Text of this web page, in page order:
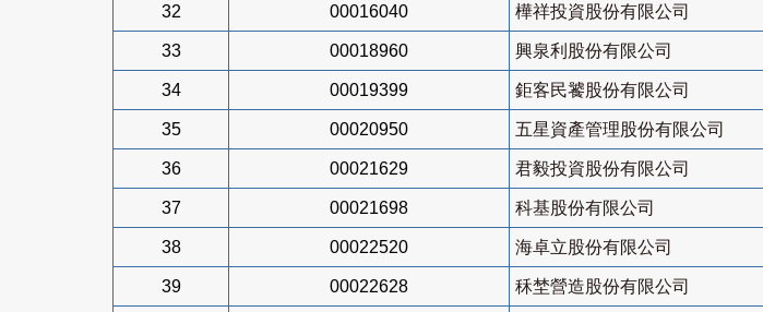
32 00016040 樺祥投資股份有限公司
33 00018960 興泉利股份有限公司
34 00019399 鉅客民饕股份有限公司
35 00020950 五星資產管理股份有限公司
36 00021629 君毅投資股份有限公司
37 00021698 科基股份有限公司
38 00022520 海卓立股份有限公司
39 00022628 秝埜營造股份有限公司